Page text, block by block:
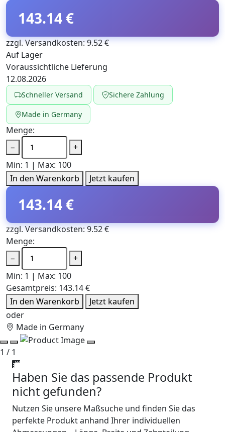
143.14 €
zzgl. Versandkosten: 9.52 €
Auf Lager
Voraussichtliche Lieferung
12.08.2026
Schneller Versand Sichere Zahlung
Made in Germany
Menge:
−
+
Min: 1 | Max: 100
In den Warenkorb
Jetzt kaufen
143.14 €
zzgl. Versandkosten: 9.52 €
Menge:
−
+
Min: 1 | Max: 100
Gesamtpreis: 143.14 €
In den Warenkorb
Jetzt kaufen
oder
Made in Germany
1 / 1
Haben Sie das passende Produkt
nicht gefunden?
Nutzen Sie unsere Maßsuche und finden Sie das
perfekte Produkt anhand Ihrer individuellen